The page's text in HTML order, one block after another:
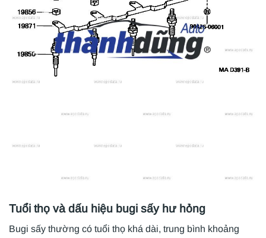
Tuổi thọ và dấu hiệu bugi sấy hư hỏng
Bugi sấy thường có tuổi thọ khá dài, trung bình khoảng